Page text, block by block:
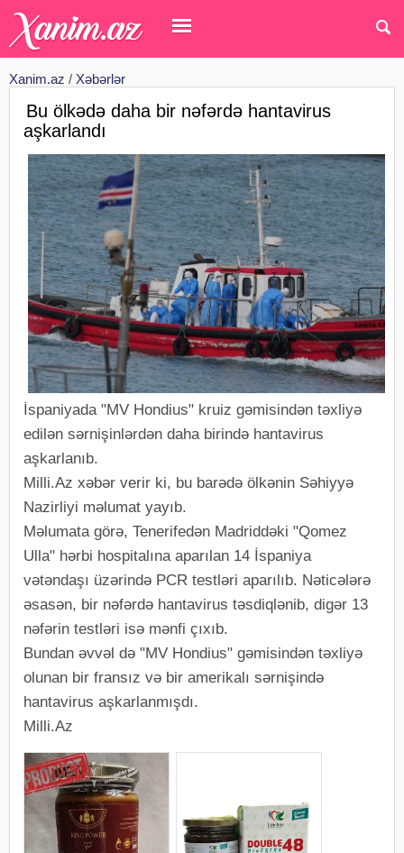
Xanim.az / Xəbərlər
Bu ölkədə daha bir nəfərdə hantavirus
aşkarlandı
İspaniyada "MV Hondius" kruiz gəmisindən təxliyə
edilən sərnişinlərdən daha birində hantavirus
aşkarlanıb.
Milli.Az xəbər verir ki, bu barədə ölkənin Səhiyyə
Nazirliyi məlumat yayıb.
Məlumata görə, Tenerifedən Madriddəki "Qomez
Ulla" hərbi hospitalına aparılan 14 İspaniya
vətəndaşı üzərində PCR testləri aparılıb. Nəticələrə
əsasən, bir nəfərdə hantavirus təsdiqlənib, digər 13
nəfərin testləri isə mənfi çıxıb.
Bundan əvvəl də "MV Hondius" gəmisindən təxliyə
olunan bir fransız və bir amerikalı sərnişində
hantavirus aşkarlanmışdı.
Milli.Az